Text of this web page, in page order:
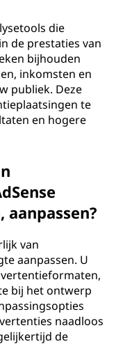
die
de prestaties van
bijhouden
inkomsten en
publiek. Deze
te
en hogere
van
aanpassen. U
bij het ontwerp
naadloos
de